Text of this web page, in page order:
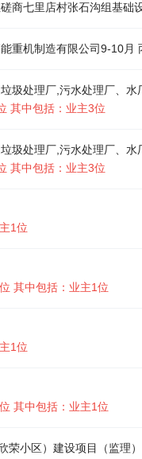
商七里店村张石沟组基础
重机制造有限公司9-10月
圾处理厂,污水处理厂、水
其中包括：业主3位
圾处理厂,污水处理厂、水
其中包括：业主3位
1位
其中包括：业主1位
1位
其中包括：业主1位
荣小区）建设项目（监理